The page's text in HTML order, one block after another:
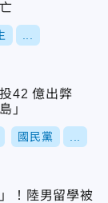
42 億出弊
」
國民黨
！陸男留學被